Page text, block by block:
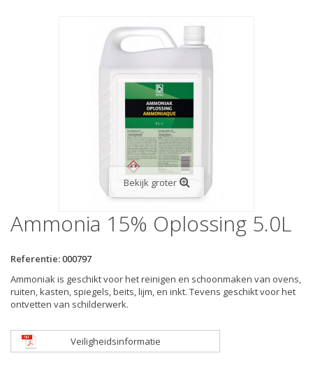
Bekijk groter
Ammonia 15% Oplossing 5.0L
Referentie:000797
Ammoniak is geschikt voor het reinigen en schoonmaken van ovens,
ruiten, kasten, spiegels, beits, lijm, en inkt. Tevens geschikt voor het
ontvetten van schilderwerk.
Veiligheidsinformatie